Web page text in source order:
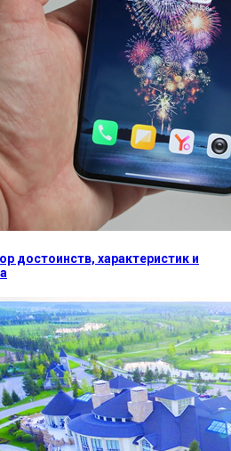
достоинств, характеристик и